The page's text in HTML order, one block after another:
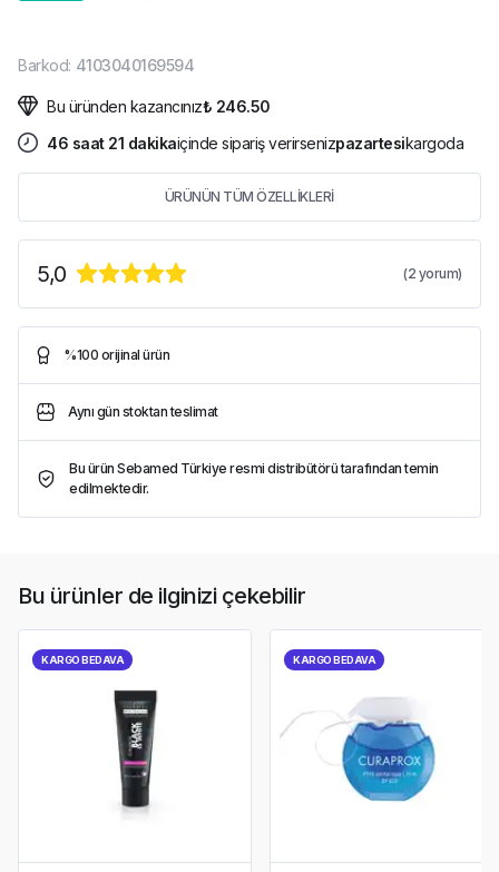
Barkod: 4103040169594
Bu üründen kazancınız₺ 246.50
46 saat 21 dakikaiçinde sipariş verirsenizpazartesikargoda
ÜRÜNÜN TÜM ÖZELLİKLERİ
5,0 (2 yorum)
%100 orijinal ürün
Aynı gün stoktan teslimat
Bu ürün Sebamed Türkiye resmi distribütörü tarafından temin
edilmektedir.
Bu ürünler de ilginizi çekebilir
KARGO BEDAVA KARGO BEDAVA